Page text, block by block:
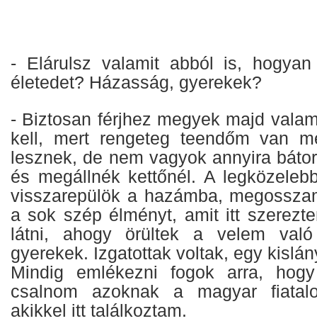
- Elárulsz valamit abból is,
életedet? Házasság, gyerekek?
- Biztosan férjhez megyek majd
kell, mert rengeteg teendőm van
lesznek, de nem vagyok annyira
és megállnék kettőnél. A
visszarepülök a hazámba,
a sok szép élményt, amit itt
látni, ahogy örültek a velem
gyerekek. Izgatottak voltak, egy
Mindig emlékezni fogok arra,
csalnom azoknak a magyar
akikkel itt találkoztam.